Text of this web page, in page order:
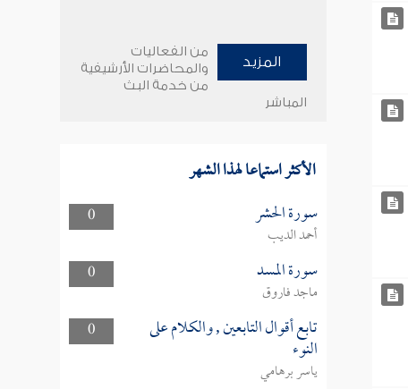
المزيد
من الفعاليات
والمحاضرات الأرشيفية
من خدمة البث
المباشر
الأكثر استماعا لهذا الشهر
0 سورة الحشر
أحمد الديب
0
سورة المسد
ماجد فاروق
0
تابع أقوال التابعين , والكلام على
النوء
ياسر برهامي